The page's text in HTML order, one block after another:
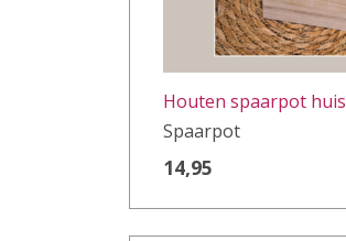
Houten spaarpot huis
Spaarpot
14,95